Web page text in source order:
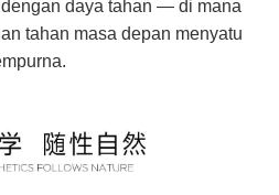
daya tahan — di mana
tahan masa depan menyatu